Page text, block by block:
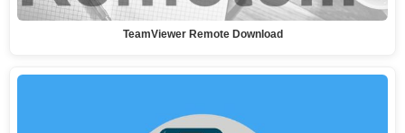
TeamViewer Remote Download